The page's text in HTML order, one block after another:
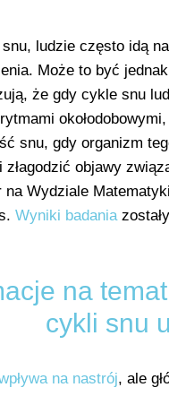
ludzie często idą
Może to być
że gdy cykle snu
snu, gdy organizm
objawy
Wydziale
Wyniki badania
na
cykli snu
na nastrój, ale